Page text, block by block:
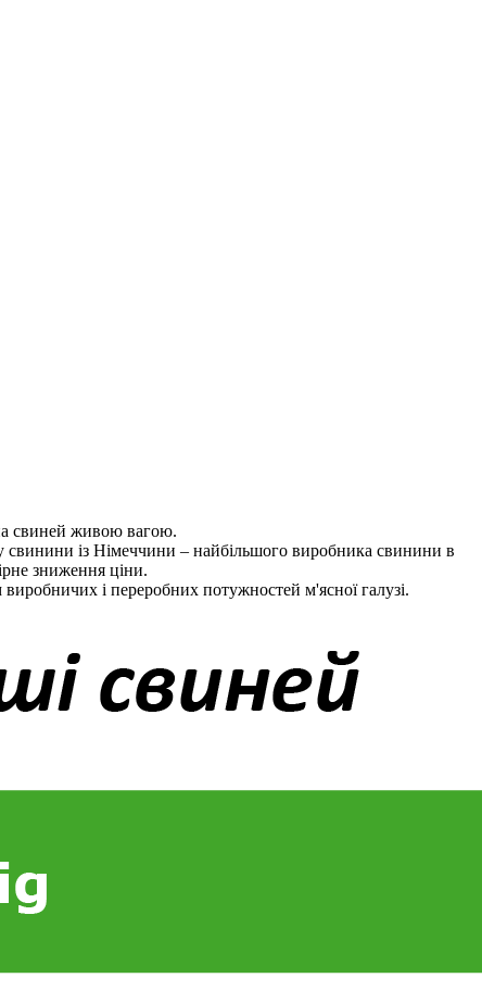
свиней живою вагою.
свинини із Німеччини – найбільшого виробника свинини в
зниження ціни.
і переробних потужностей м'ясної галузі.